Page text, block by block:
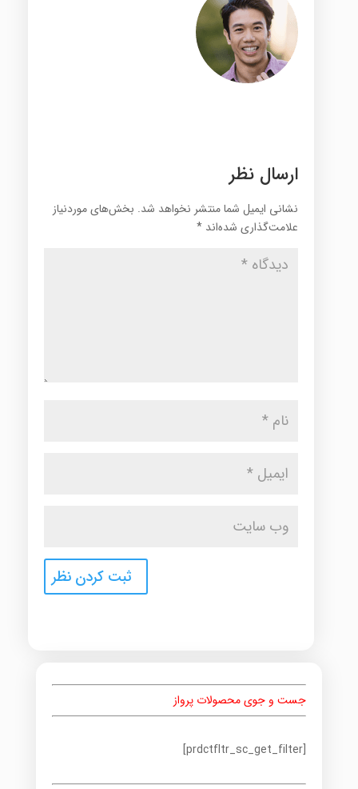
ارسال نظر
نشانی ایمیل شما منتشر نخواهد شد. بخش‌های موردنیاز
علامت‌گذاری شده‌اند *
جست و جوی محصولات پرواز
[prdctfltr_sc_get_filter]